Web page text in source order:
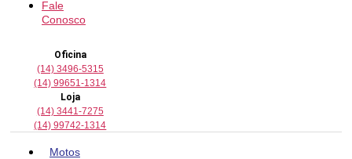
Fale
Conosco
Oficina
(14) 3496-5315
(14) 99651-1314
Loja
(14) 3441-7275
(14) 99742-1314
Motos